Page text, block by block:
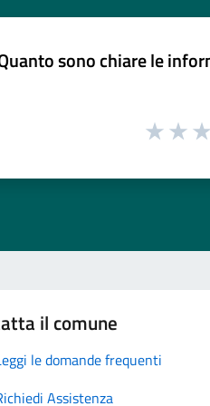
sono chiare le
il comune
le domande frequenti
Assistenza